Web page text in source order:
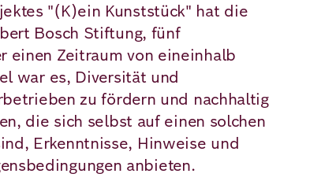
"(K)ein Kunststück" hat die
Bosch Stiftung, fünf
einen Zeitraum von eineinhalb
war es, Diversität und
zu fördern und nachhaltig
die sich selbst auf einen solchen
Erkenntnisse, Hinweise und
anbieten.